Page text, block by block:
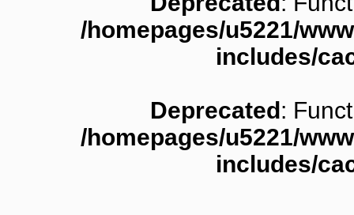
/homepages/u5221/
includes/
Deprecated :
/homepages/u5221/
includes/